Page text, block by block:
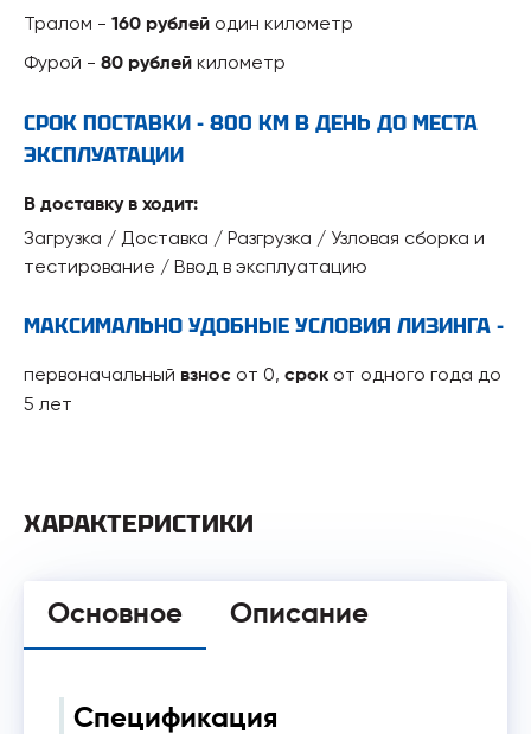
Тралом - 160 рублей один километр
Фурой - 80 рублей километр
СРОК ПОСТАВКИ - 800 КМ В ДЕНЬ ДО МЕСТА
ЭКСПЛУАТАЦИИ
В доставку в ходит:
Загрузка / Доставка / Разгрузка / Узловая сборка и
тестирование / Ввод в эксплуатацию
МАКСИМАЛЬНО УДОБНЫЕ УСЛОВИЯ ЛИЗИНГА -
первоначальный взнос от 0, срок от одного года до
5 лет
ХАРАКТЕРИСТИКИ
Основное Описание
Спецификация